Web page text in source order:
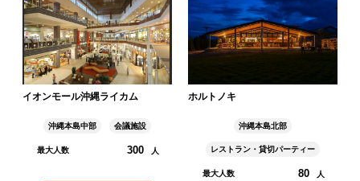
イオンモール沖縄ライカム
沖縄本島中部 会議施設
最大人数 300 人
ホルトノキ
沖縄本島北部
レストラン・貸切パーティー
最大人数 80 人